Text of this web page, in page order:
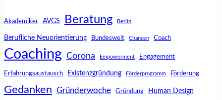
Akademiker AVGS Beratung Berlin
Berufliche Neuorientierung Bundesweit Chancen Coach
Coaching Corona Empowerment Engagement
Erfahrungsaustausch Existenzgründung Förderprogramm Förderung
Gedanken Gründerwoche Gründung Human Design